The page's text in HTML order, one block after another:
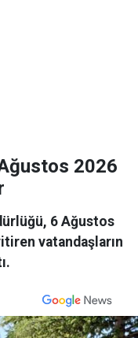
2026
6 Ağustos
vatandaşların